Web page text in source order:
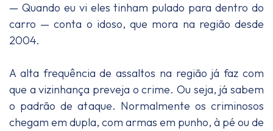
— Quando eu vi eles tinham pulado para dentro do
carro — conta o idoso, que mora na região desde
2004.
A alta frequência de assaltos na região já faz com
que a vizinhança preveja o crime. Ou seja, já sabem
o padrão de ataque. Normalmente os criminosos
chegam em dupla, com armas em punho, à pé ou de